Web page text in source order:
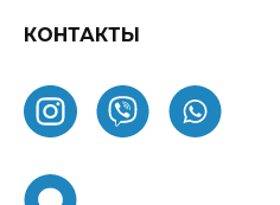
Процессоры эффектов
Усилители
Комбоусилители
Обмен и возврат товара
Как заказать
О нас
КОНТАКТЫ